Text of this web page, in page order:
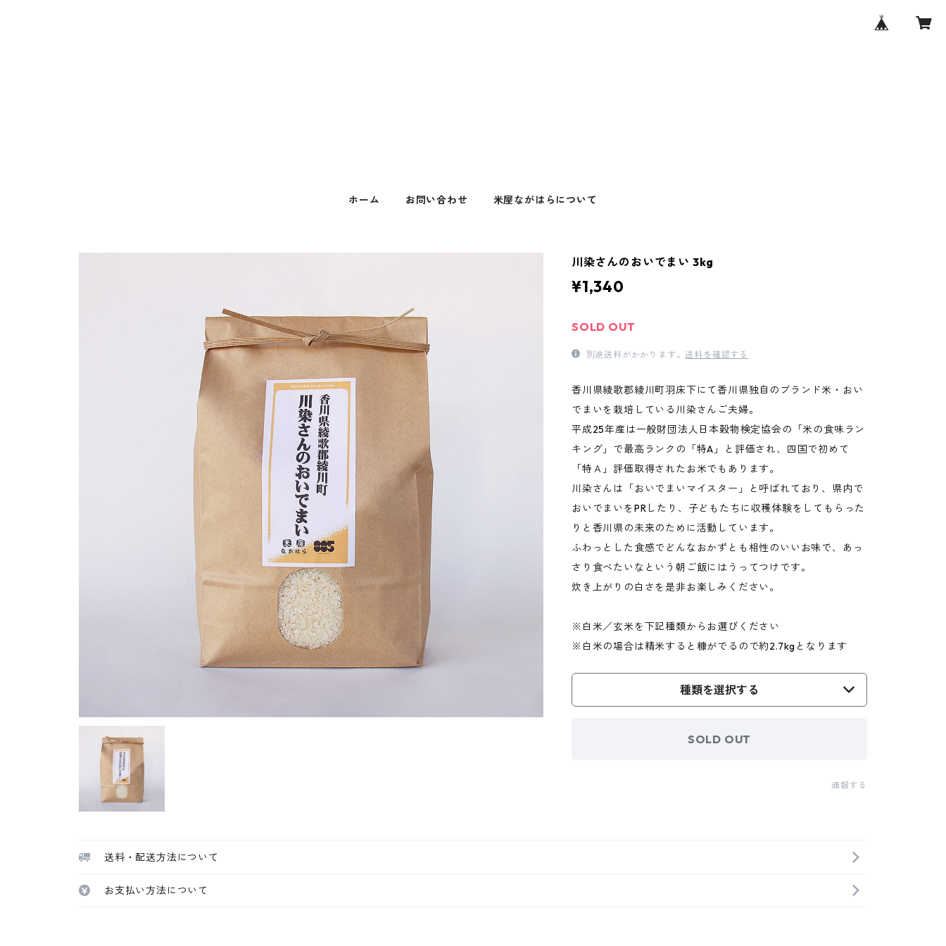
ホーム お問い合わせ 米屋ながはらについて
川染さんのおいでまい 3kg
¥1,340
SOLD OUT
別途送料がかかります。送料を確認する
香川県綾歌郡綾川町羽床下にて香川県独自のブランド米・おい
でまいを栽培している川染さんご夫婦。
平成25年産は一般財団法人日本穀物検定協会の「米の食味ラン
キング」で最高ランクの「特A」と評価され、四国で初めて
「特Ａ」評価取得されたお米でもあります。
川染さんは「おいでまいマイスター」と呼ばれており、県内で
おいでまいをPRしたり、子どもたちに収穫体験をしてもらった
りと香川県の未来のために活動しています。
ふわっとした食感でどんなおかずとも相性のいいお味で、あっ
さり食べたいなという朝ご飯にはうってつけです。
炊き上がりの白さを是非お楽しみください。
※白米／玄米を下記種類からお選びください
※白米の場合は精米すると糠がでるので約2.7kgとなります
種類を選択する
SOLD OUT
通報する
送料・配送方法について
お支払い方法について